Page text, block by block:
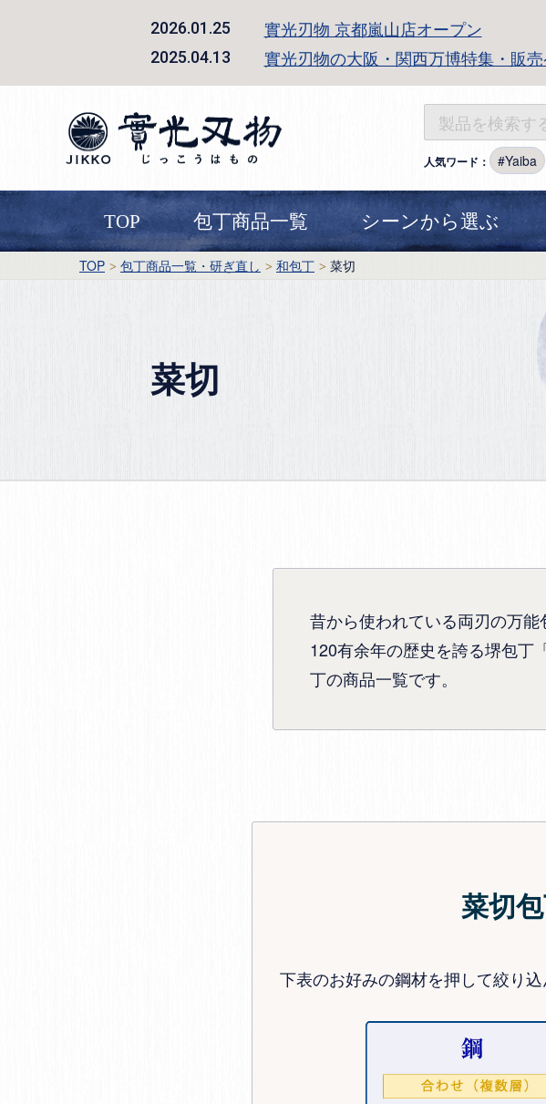
2026.01.25 實光刃物 京都嵐山店オープン
2025.04.13 實光刃物の大阪・関西万博特集・販
人気ワード： Yaiba
TOP 包丁商品一覧 シーンから選ぶ
TOP 包丁商品一覧・研ぎ直し 和包丁 菜切
菜切
昔から使われている両刃の万能
120有余年の歴史を誇る堺包丁
丁の商品一覧です。
菜切
下表のお好みの鋼材を押して絞り込